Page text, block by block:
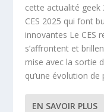
cette actualité geek
CES 2025 qui font
innovantes Le CES
s’affrontent et
mise avec la sortie
qu’une évolution de
EN SAVOIR PLUS